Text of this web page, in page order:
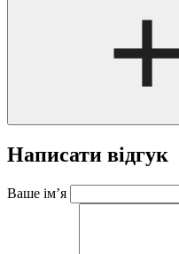
Написати відгук
Ваше ім’я